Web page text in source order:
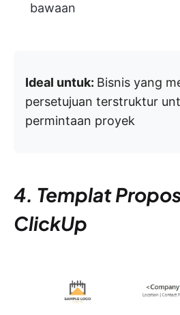
bawaan
Ideal untuk: Bisnis yang
persetujuan terstruktur
permintaan proyek
4. Templat
ClickUp